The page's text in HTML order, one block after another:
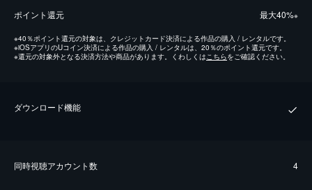
ポイント還元 最⼤40%※
※40％ポイント還元の対象は、クレジットカード決済による作品の購入 / レンタルです。
※iOSアプリのUコイン決済による作品の購入 / レンタルは、20％のポイント還元です。
※還元の対象外となる決済方法や商品があります。くわしくはこちらをご確認ください。
ダウンロード機能
同時視聴アカウント数 4